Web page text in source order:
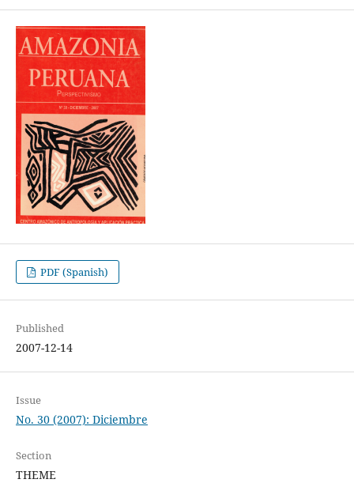
PDF (Spanish)
Published
2007-12-14
Issue
No. 30 (2007): Diciembre
Section
THEME